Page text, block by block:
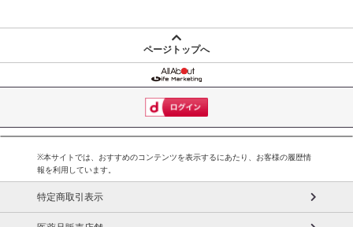
ページトップへ
※本サイトでは、おすすめのコンテンツを表示するにあたり、お客様の履歴情
報を利用しています。
特定商取引表示